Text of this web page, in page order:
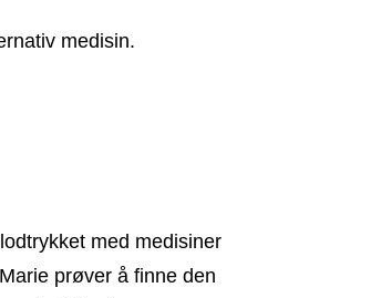
medisin.
med medisiner
prøver å finne den